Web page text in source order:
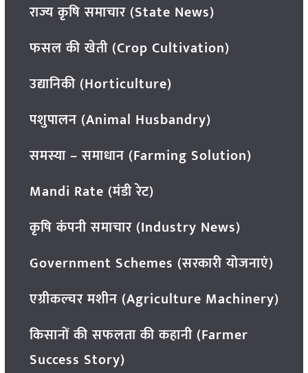
राज्य कृषि समाचार (State News)
फसल की खेती (Crop Cultivation)
उद्यानिकी (Horticulture)
पशुपालन (Animal Husbandry)
समस्या – समाधान (Farming Solution)
Mandi Rate (मंडी रेट)
कृषि कंपनी समाचार (Industry News)
Government Schemes (सरकारी योजनाएं)
एग्रीकल्चर मशीन (Agriculture Machinery)
किसानों की सफलता की कहानी (Farmer
Success Story)